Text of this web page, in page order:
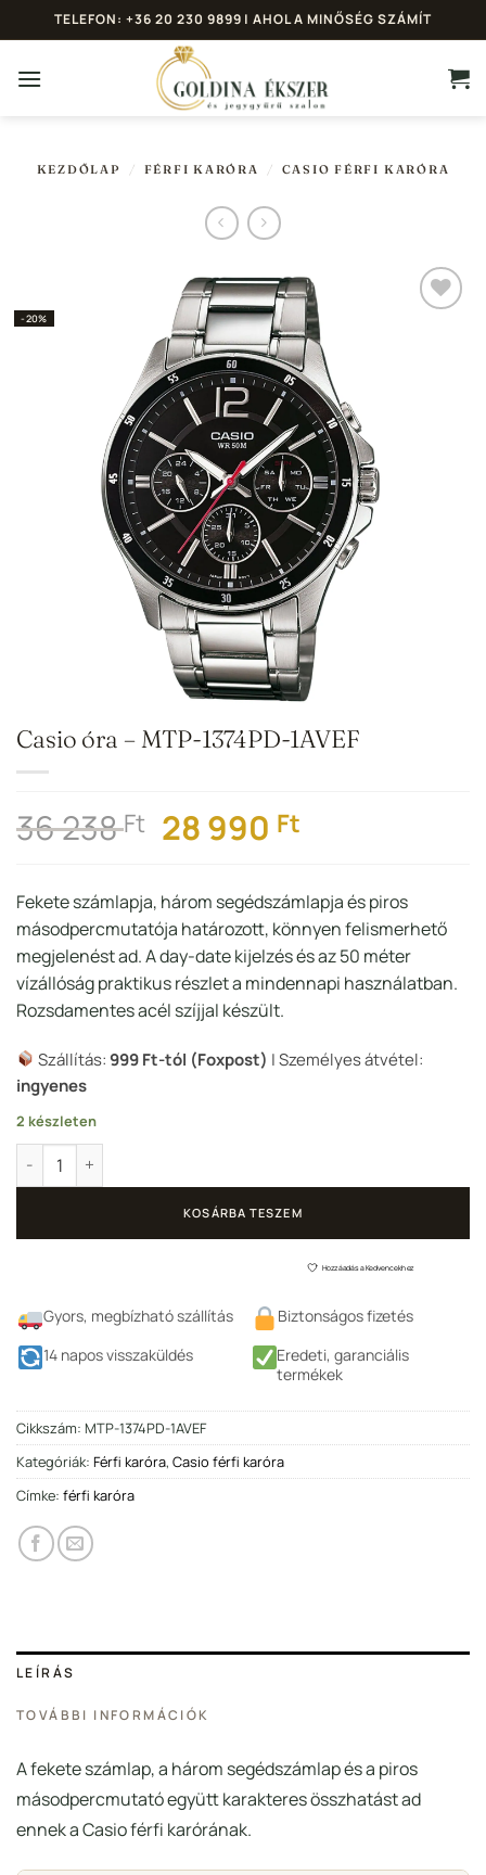
to
content
TELEFON: +36 20 230 9899 | AHOL A MINŐSÉG SZÁMÍT
KEZDŐLAP / FÉRFI KARÓRA / CASIO FÉRFI KARÓRA
-20%
Casio óra – MTP-1374PD-1AVEF
36 238Ft Original
was:
36
238 Ft.
28 990 Ft
is:
28
990 Ft.
Fekete számlapja, három segédszámlapja és piros
másodpercmutatója határozott, könnyen felismerhető
megjelenést ad. A day-date kijelzés és az 50 méter
vízállóság praktikus részlet a mindennapi használatban.
Rozsdamentes acél szíjjal készült.
Szállítás:999 Ft-tól (Foxpost) | Személyes átvétel:
ingyenes
2 készleten
Casio óra – MTP-1374PD-1AVEF mennyiség
KOSÁRBA TESZEM
Hozzáadás a Kedvencekhez
Gyors, megbízható szállítás
Biztonságos fizetés
14 napos visszaküldés
Eredeti, garanciális
termékek
Cikkszám: MTP-1374PD-1AVEF
Kategóriák: Férfi karóra, Casio férfi karóra
Címke: férfi karóra
LEÍRÁS
TOVÁBBI INFORMÁCIÓK
A fekete számlap, a három segédszámlap és a piros
másodpercmutató együtt karakteres összhatást ad
ennek a Casio férfi karórának.